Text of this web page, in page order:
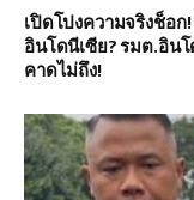
เปิดโปงความจริงช็อก
อินโดนีเซีย? รมต.อิน
คาดไม่ถึง!